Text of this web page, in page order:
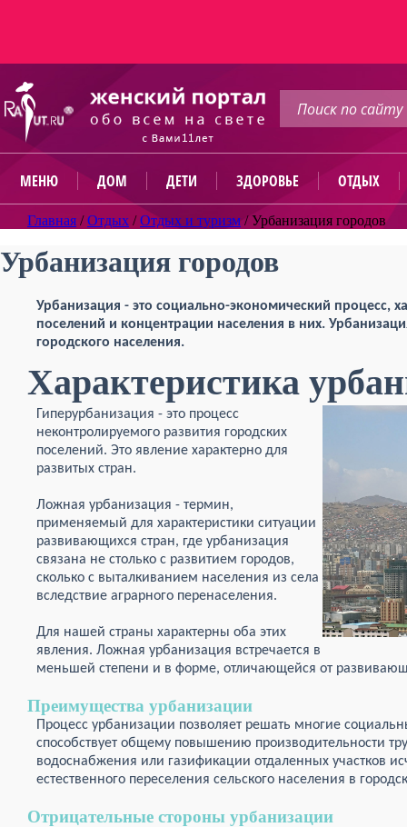
МЕНЮ ДОМ ДЕТИ ЗДОРОВЬЕ ОТДЫХ
Главная /Отдых /Отдых и туризм /Урбанизация городов
Урбанизация городов
Урбанизация - это социально-экономический процесс,
поселений и концентрации населения в них.
городского населения.
Характеристика
Гиперурбанизация - это процесс
неконтролируемого развития городских
поселений. Это явление характерно для
развитых стран.
Ложная урбанизация - термин,
применяемый для характеристики ситуации
развивающихся стран, где урбанизация
связана не столько с развитием городов,
сколько с выталкиванием населения из села
вследствие аграрного перенаселения.
Для нашей страны характерны оба этих
явления. Ложная урбанизация встречается в
меньшей степени и в форме, отличающейся от
Преимущества урбанизации
Процесс урбанизации позволяет решать многие
способствует общему повышению производительности
водоснабжения или газификации отдаленных участков
естественного переселения сельского населения в
Отрицательные стороны урбанизации